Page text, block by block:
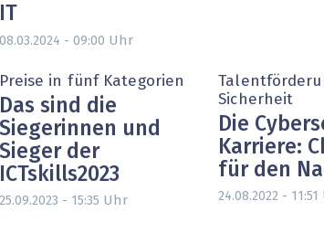
IT
08.03.2024 - 09:00 Uhr
Preise in fünf Kategorien
Das sind die
Siegerinnen und
Sieger der
ICTskills2023
25.09.2023 - 15:35 Uhr
Sicherheit
Die
Karriere:
für den
24.08.2022 - 11:51